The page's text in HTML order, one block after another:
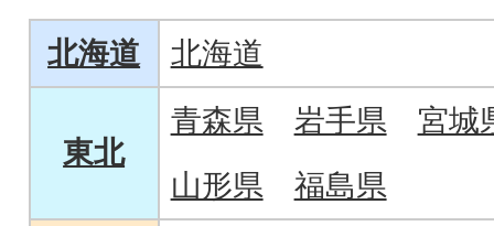
北海道 北海道
東北
青森県 岩手県
宮城
山形県
福島県